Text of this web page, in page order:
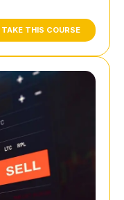
TAKE THIS COURSE